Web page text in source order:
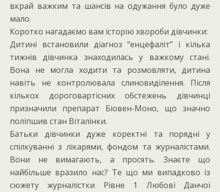
вкрай важким та шансів на одужання було дуже
мало.
Коротко нагадаємо вам історію хвороби дівчинки:
Дитині встановили діагноз “енцефаліт” і кілька
тижнів дівчинка знаходилась у важкому стані.
Вона не могла ходити та розмовляти, дитина
навіть не контролювала слиновиділення. Після
кількох дороговартісних обстежень дівчинці
призначили препарат Біовен-Моно, що значно
поліпшив стан Віталінки.
Батьки дівчинки дуже коректні та порядні у
спілкуванні з лікарями, фондом та журналістами.
Вони не вимагають, а просять. Знаєте що
найбільше вразило нас? Те що ми випадково із
сюжету журналістки Рівне 1 Любові Данчої